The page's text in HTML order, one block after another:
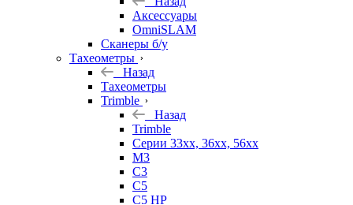
Аксессуары
OmniSLAM
Сканеры б/у
Тахеометры
Назад
Тахеометры
Trimble
Назад
Trimble
Серии 33xx, 36xx, 56xx
M3
C3
C5
C5 HP